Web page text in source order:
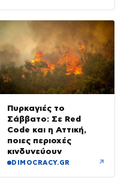
Πυρκαγιές το
Σάββατο: Σε Red
Code και η Αττική,
ποιες περιοχές
κινδυνεύουν
DIMOCRACY.GR ↗